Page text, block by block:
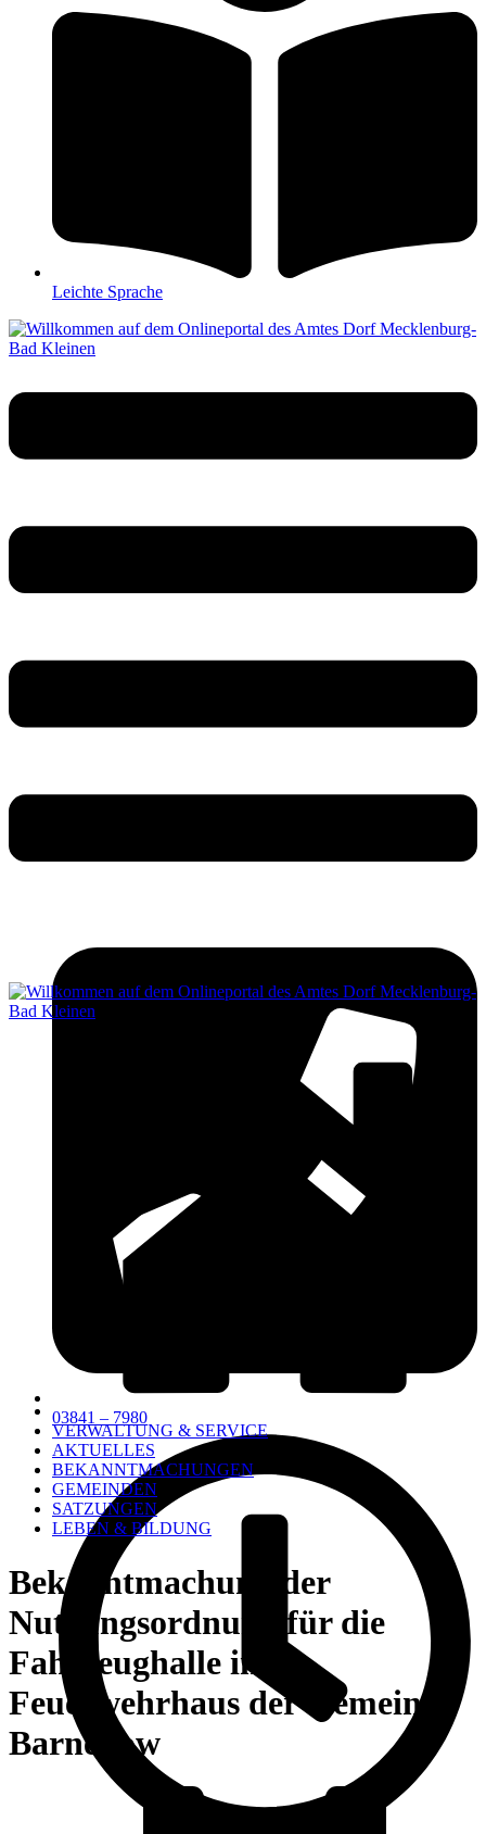
Leichte Sprache
03841 – 7980
VERWALTUNG & SERVICE
AKTUELLES
BEKANNTMACHUNGEN
GEMEINDEN
SATZUNGEN
LEBEN & BILDUNG
Bekanntmachung der
Nutzungsordnung für die
Fahrzeughalle im
Feuerwehrhaus der Gemeinde
Barnekow